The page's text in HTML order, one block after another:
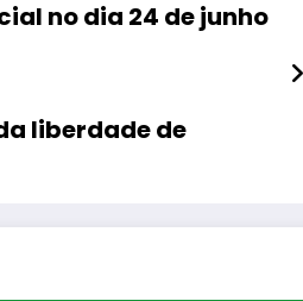
no dia 24 de junho
liberdade de